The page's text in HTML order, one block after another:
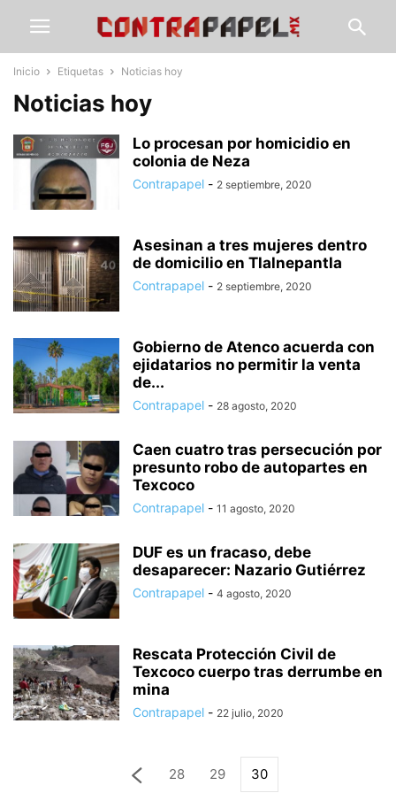
Inicio Etiquetas Noticias hoy
Noticias hoy
Lo procesan por homicidio en
colonia de Neza
Contrapapel - 2 septiembre, 2020
Asesinan a tres mujeres dentro
de domicilio en Tlalnepantla
Contrapapel - 2 septiembre, 2020
Gobierno de Atenco acuerda con
ejidatarios no permitir la venta
de...
Contrapapel - 28 agosto, 2020
Caen cuatro tras persecución por
presunto robo de autopartes en
Texcoco
Contrapapel - 11 agosto, 2020
DUF es un fracaso, debe
desaparecer: Nazario Gutiérrez
Contrapapel - 4 agosto, 2020
Rescata Protección Civil de
Texcoco cuerpo tras derrumbe en
mina
Contrapapel - 22 julio, 2020
28 29 30